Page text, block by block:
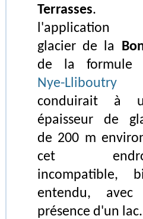
Terrasses.
l'application
glacier de la
de la formule
Nye-Lliboutry
conduirait à
épaisseur de
de 200 m
cet
incompatible,
entendu,
présence d'un lac.